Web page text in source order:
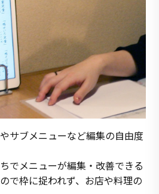
サブメニューなど編集の自由度
でメニューが編集・改善できる
で枠に捉われず、お店や料理の